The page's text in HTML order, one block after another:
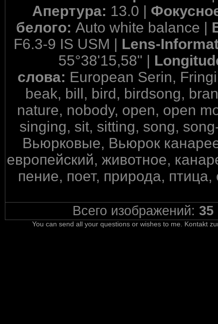
Апертура: 13.0 |
белого:Auto white balance |
F6.3-9 IS USM | Lens-
55°38'15,58" |
слова: European Serin,
beak, bill, bird, birdsong,
nature, nobody, open, open
singing, sit, sitting, song,
Вьюрковые, Вьюрок
европейский, животное,
пение, поет, природа,
Всего изображений:35
You can send all your questions or wishes to me. Kontakt